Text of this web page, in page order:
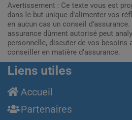
Avertissement : Ce texte vous est
dans le but unique d’alimenter vos
en aucun cas un conseil
assurance dûment autorisé peut
personnelle, discuter de vos besoins
conseiller en matière d’assurance.
Liens utiles
Accueil
Partenaires